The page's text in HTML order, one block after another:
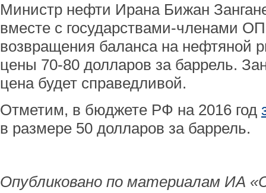
Министр нефти Ирана Бижан
вместе с государствами-членами
возвращения баланса на нефтяной
цены 70-80 долларов за баррель.
цена будет справедливой.
Отметим, в бюджете РФ на 2016 год
в размере 50 долларов за баррель.
Опубликовано по материалам ИА